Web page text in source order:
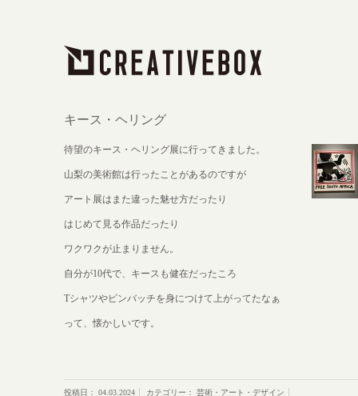
キース・ヘリング
待望のキース・ヘリング展に行ってきました。
山梨の美術館は行ったことがあるのですが
アート展はまた違った魅せ方だったり
はじめて見る作品だったり
ワクワクが止まりません。
自分が10代で、キースも健在だったころ
Tシャツやピンバッチを身につけて上がってたなぁ
って、懐かしいです。
投稿日： 04.03.2024 カテゴリー： 芸術・アート・デザイン